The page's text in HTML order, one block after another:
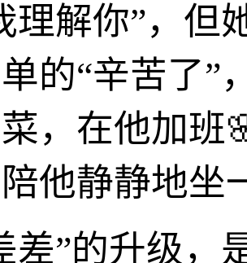
理解你”，但
的“辛苦了”
，在他加班
他静静地坐
差”的升级，